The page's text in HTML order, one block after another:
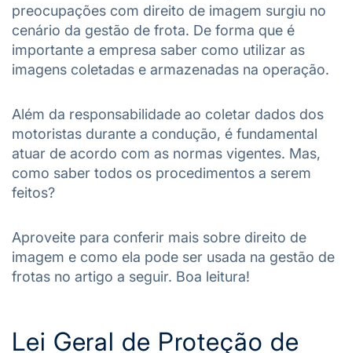
preocupações com direito de imagem surgiu no
cenário da gestão de frota. De forma que é
importante a empresa saber como utilizar as
imagens coletadas e armazenadas na operação.
Além da responsabilidade ao coletar dados dos
motoristas durante a condução, é fundamental
atuar de acordo com as normas vigentes. Mas,
como saber todos os procedimentos a serem
feitos?
Aproveite para conferir mais sobre direito de
imagem e como ela pode ser usada na gestão de
frotas no artigo a seguir. Boa leitura!
Lei Geral de Proteção de